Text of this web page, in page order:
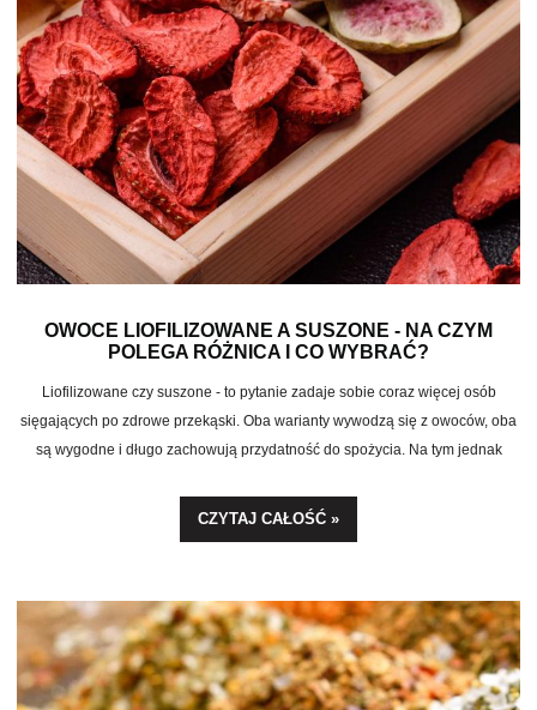
OWOCE LIOFILIZOWANE A SUSZONE - NA CZYM
POLEGA RÓŻNICA I CO WYBRAĆ?
Liofilizowane czy suszone - to pytanie zadaje sobie coraz więcej osób
sięgających po zdrowe przekąski. Oba warianty wywodzą się z owoców, oba
są wygodne i długo zachowują przydatność do spożycia. Na tym jednak
odżywczych, zawartości cukru i trwałości są na tyle znaczące, że warto je
CZYTAJ CAŁOŚĆ »